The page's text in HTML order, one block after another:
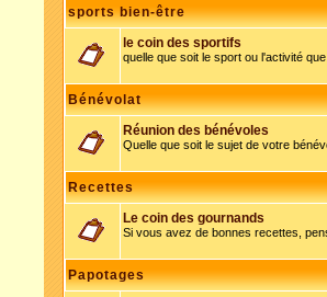
sports bien-être
le coin des sportifs
quelle que soit le sport ou l'activité
Bénévolat
Réunion des bénévoles
Quelle que soit le sujet de votre
Recettes
Le coin des gournands
Si vous avez de bonnes recettes,
Papotages